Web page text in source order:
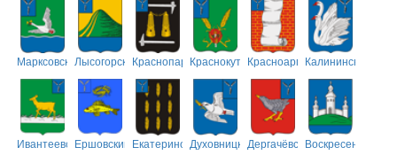
МарксовскийЛысогорскийКраснопартизанский
КраснокутскийКрасноармейский
Калининский
ИвантеевскийЕршовский ЕкатериновскийДуховницкийДергачёвскийВоскресенский